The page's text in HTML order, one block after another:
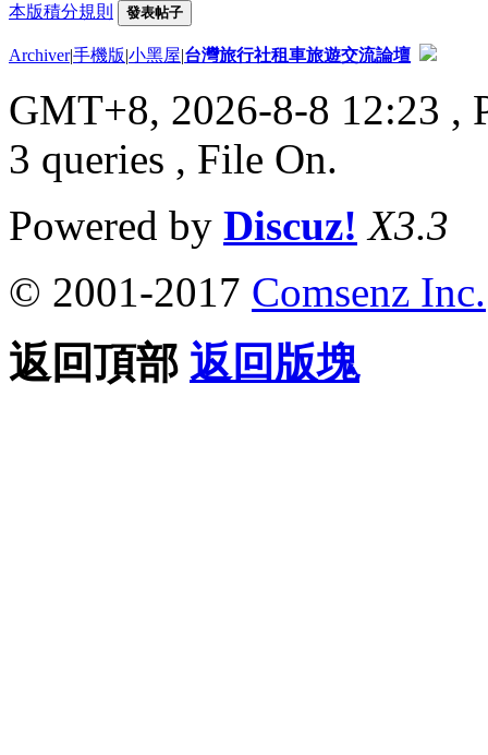
本版積分規則 發表帖子
Archiver|手機版|小黑屋|台灣旅行社租車旅遊交流論壇
GMT+8, 2026-8-8 12:23 ,
3 queries , File On.
Powered by Discuz! X3.3
© 2001-2017 Comsenz Inc.
返回頂部 返回版塊